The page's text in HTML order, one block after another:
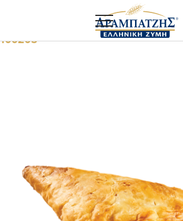
Χωριάτικη τυρόπιτα
100205